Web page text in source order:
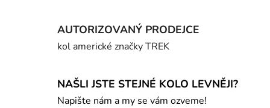
AUTORIZOVANÝ PRODEJCE
kol americké značky TREK
NAŠLI JSTE STEJNÉ KOLO LEVNĚJI?
Napište nám a my se vám ozveme!